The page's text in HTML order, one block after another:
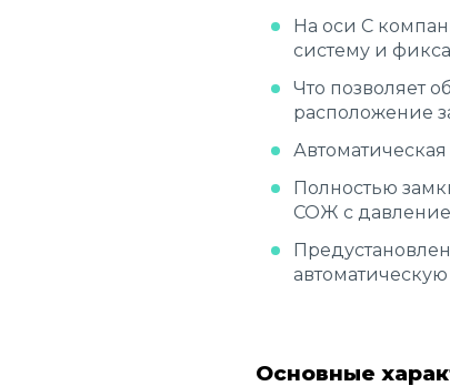
На оси С
систему и
Что позволяет
расположение
Полностью
СОЖ с
Основные